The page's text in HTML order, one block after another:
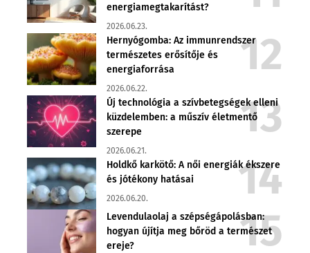
energiamegtakarítást?
2026.06.23.
Hernyógomba: Az immunrendszer
természetes erősítője és
energiaforrása
2026.06.22.
Új technológia a szívbetegségek elleni
küzdelemben: a műszív életmentő
szerepe
2026.06.21.
Holdkő karkötő: A női energiák ékszere
és jótékony hatásai
2026.06.20.
Levendulaolaj a szépségápolásban:
hogyan újítja meg bőröd a természet
ereje?